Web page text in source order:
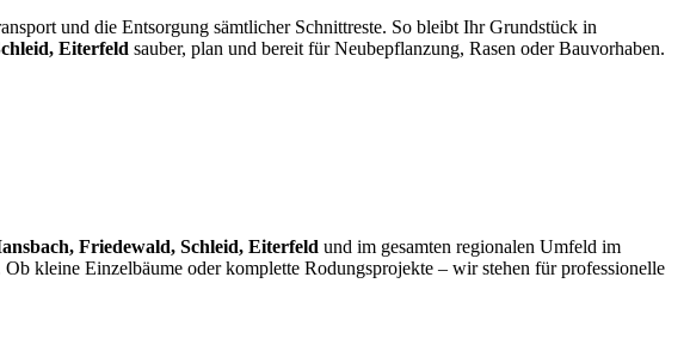
und die Entsorgung sämtlicher Schnittreste. So bleibt Ihr Grundstück in
Eiterfeld sauber, plan und bereit für Neubepflanzung, Rasen oder Bauvorhaben.
Friedewald, Schleid, Eiterfeld und im gesamten regionalen Umfeld im
kleine Einzelbäume oder komplette Rodungsprojekte – wir stehen für professionelle